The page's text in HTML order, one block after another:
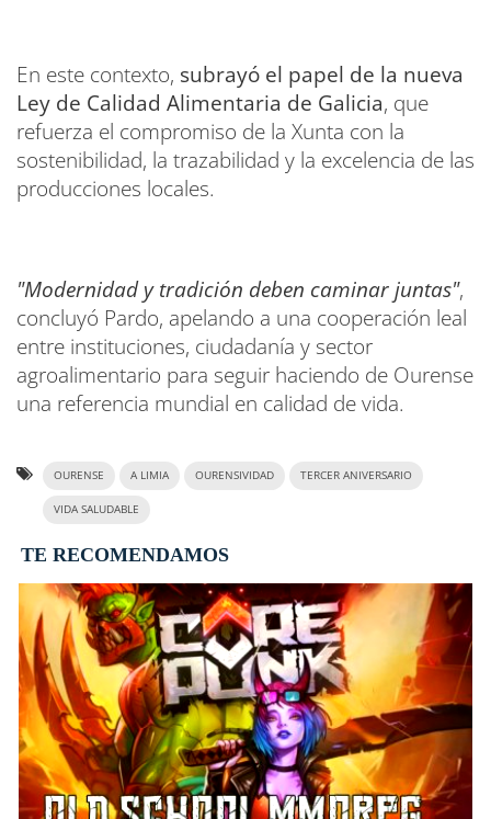
En este contexto, subrayó el papel de la nueva
Ley de Calidad Alimentaria de Galicia, que
refuerza el compromiso de la Xunta con la
sostenibilidad, la trazabilidad y la excelencia de las
producciones locales.
"Modernidad y tradición deben caminar juntas",
concluyó Pardo, apelando a una cooperación leal
entre instituciones, ciudadanía y sector
agroalimentario para seguir haciendo de Ourense
una referencia mundial en calidad de vida.
OURENSE A LIMIA OURENSIVIDAD TERCER ANIVERSARIO
VIDA SALUDABLE
TE RECOMENDAMOS